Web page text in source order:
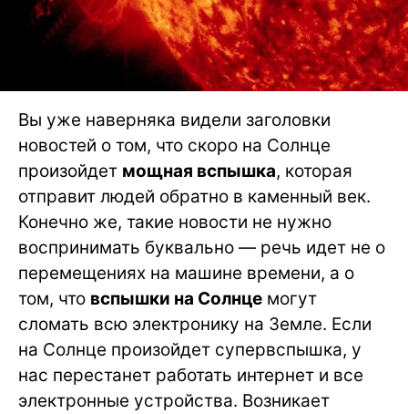
Вы уже наверняка видели заголовки
новостей о том, что скоро на Солнце
произойдет мощная вспышка, которая
отправит людей обратно в каменный век.
Конечно же, такие новости не нужно
воспринимать буквально — речь идет не о
перемещениях на машине времени, а о
том, что вспышки на Солнце могут
сломать всю электронику на Земле. Если
на Солнце произойдет супервспышка, у
нас перестанет работать интернет и все
электронные устройства. Возникает